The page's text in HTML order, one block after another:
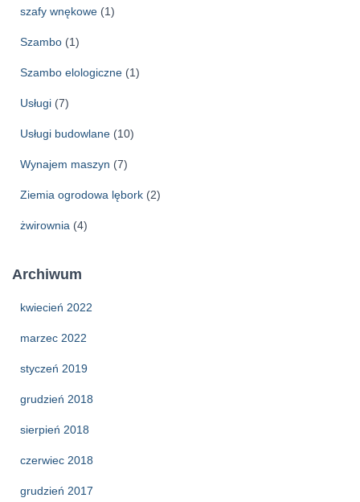
szafy wnękowe (1)
Szambo (1)
Szambo elologiczne (1)
Usługi (7)
Usługi budowlane (10)
Wynajem maszyn (7)
Ziemia ogrodowa lębork (2)
żwirownia (4)
Archiwum
kwiecień 2022
marzec 2022
styczeń 2019
grudzień 2018
sierpień 2018
czerwiec 2018
grudzień 2017